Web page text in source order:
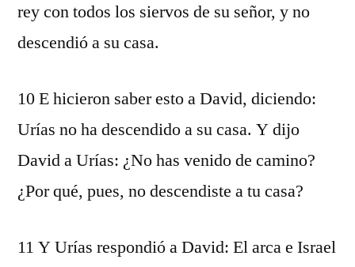
rey con todos los siervos de su señor, y no
descendió a su casa.
10 E hicieron saber esto a David, diciendo:
Urías no ha descendido a su casa. Y dijo
David a Urías: ¿No has venido de camino?
¿Por qué, pues, no descendiste a tu casa?
11 Y Urías respondió a David: El arca e Israel